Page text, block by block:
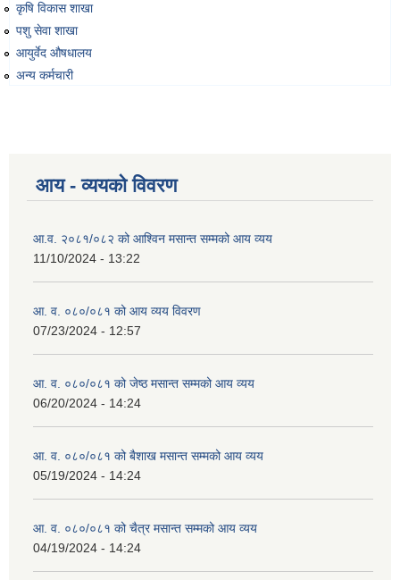
कृषि विकास शाखा
पशु सेवा शाखा
आयुर्वेद औषधालय
अन्य कर्मचारी
आय - व्ययको विवरण
आ.व. २०८१/०८२ को आश्विन मसान्त सम्मको आय व्यय
11/10/2024 - 13:22
आ. व. ०८०/०८१ को आय व्यय विवरण
07/23/2024 - 12:57
आ. व. ०८०/०८१ को जेष्ठ मसान्त सम्मको आय व्यय
06/20/2024 - 14:24
आ. व. ०८०/०८१ को बैशाख मसान्त सम्मको आय व्यय
05/19/2024 - 14:24
आ. व. ०८०/०८१ को चैत्र मसान्त सम्मको आय व्यय
04/19/2024 - 14:24